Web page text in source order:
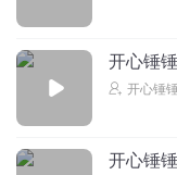
开心锤
开心锤
开心锤